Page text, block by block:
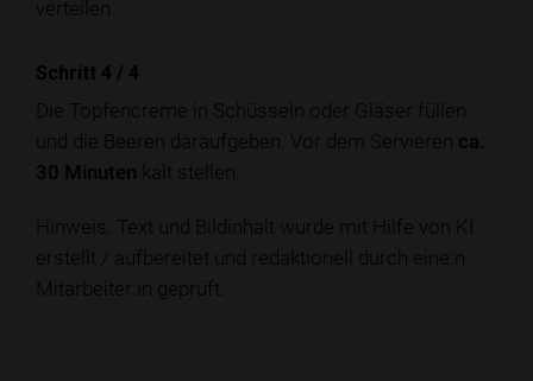
verteilen.
Schritt 4 / 4
Die Topfencreme in Schüsseln oder Gläser füllen
und die Beeren daraufgeben. Vor dem Servieren ca.
30 Minuten kalt stellen.
Hinweis: Text und Bildinhalt wurde mit Hilfe von KI
erstellt / aufbereitet und redaktionell durch eine:n
Mitarbeiter:in geprüft.